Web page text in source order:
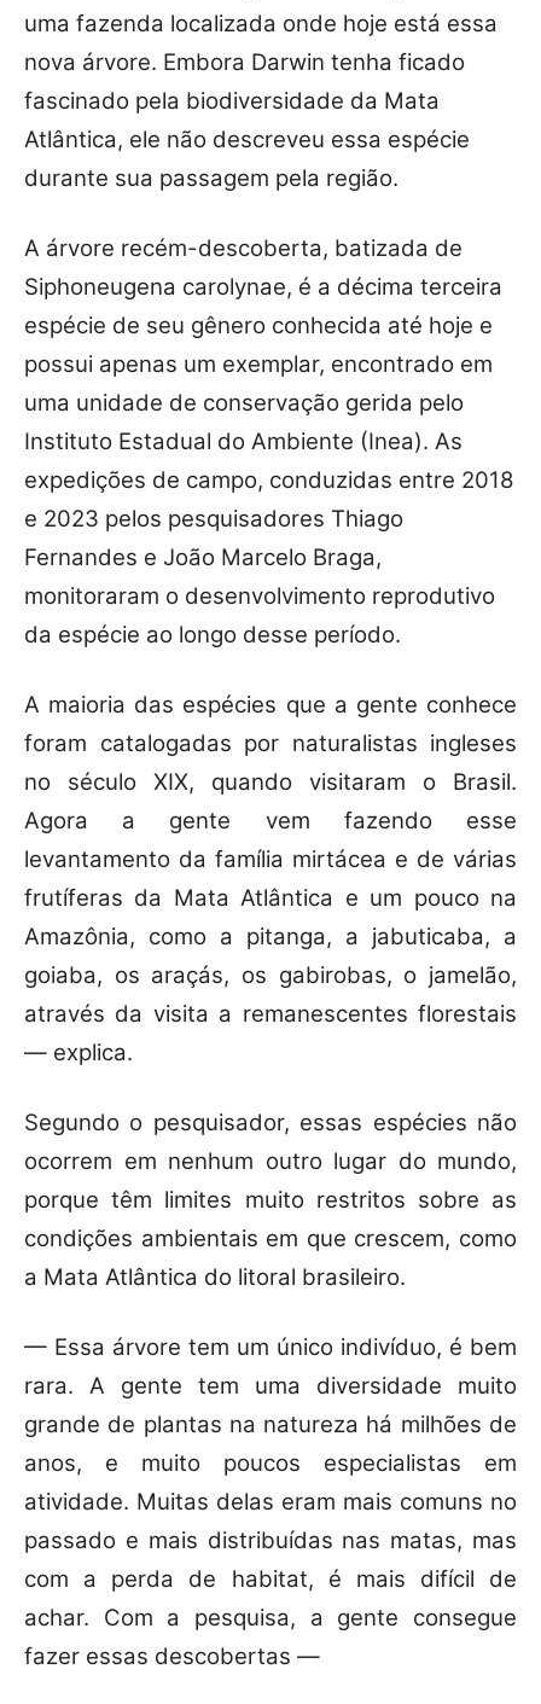
uma fazenda localizada onde hoje está essa
nova árvore. Embora Darwin tenha ficado
fascinado pela biodiversidade da Mata
Atlântica, ele não descreveu essa espécie
durante sua passagem pela região.
A árvore recém-descoberta, batizada de
Siphoneugena carolynae, é a décima terceira
espécie de seu gênero conhecida até hoje e
possui apenas um exemplar, encontrado em
uma unidade de conservação gerida pelo
Instituto Estadual do Ambiente (Inea). As
expedições de campo, conduzidas entre 2018
e 2023 pelos pesquisadores Thiago
Fernandes e João Marcelo Braga,
monitoraram o desenvolvimento reprodutivo
da espécie ao longo desse período.
A maioria das espécies que a gente conhece
foram catalogadas por naturalistas ingleses
no século XIX, quando visitaram o Brasil.
Agora a gente vem fazendo esse
levantamento da família mirtácea e de várias
frutíferas da Mata Atlântica e um pouco na
Amazônia, como a pitanga, a jabuticaba, a
goiaba, os araçás, os gabirobas, o jamelão,
através da visita a remanescentes florestais
— explica.
Segundo o pesquisador, essas espécies não
ocorrem em nenhum outro lugar do mundo,
porque têm limites muito restritos sobre as
condições ambientais em que crescem, como
a Mata Atlântica do litoral brasileiro.
— Essa árvore tem um único indivíduo, é bem
rara. A gente tem uma diversidade muito
grande de plantas na natureza há milhões de
anos, e muito poucos especialistas em
atividade. Muitas delas eram mais comuns no
passado e mais distribuídas nas matas, mas
com a perda de habitat, é mais difícil de
achar. Com a pesquisa, a gente consegue
fazer essas descobertas —